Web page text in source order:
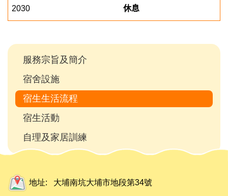
2030 休息
Main服務宗旨及簡介
宿舍設施
宿生生活流程
宿生活動
自理及家居訓練
地址: 大埔南坑大埔市地段第34號